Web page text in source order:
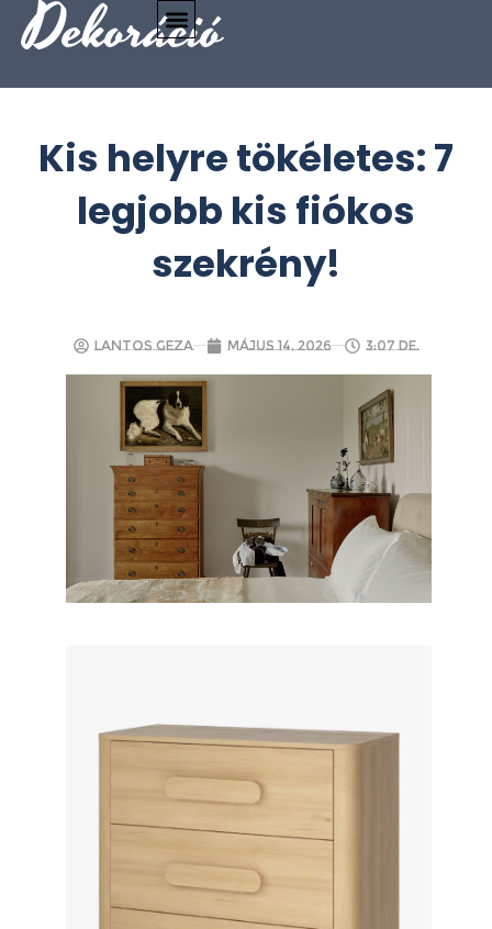
Dekoráció
Kis helyre tökéletes: 7
legjobb kis fiókos
szekrény!
Lantos Geza május 14, 2026 3:07 de.